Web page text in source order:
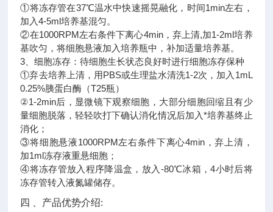
①将冻存管在37℃温水中快速摇晃融化，时间1min左右，
加入4-5ml培养基混匀。
②在1000RPM左右条件下离心4min，弃上清,加1-2ml培养
基吹匀，将细胞悬液加入培养瓶中，补加适量培养基。
3、细胞冻存：待细胞生长状态良好时进行细胞冻存保种
①弃去培养上清，用PBS或生理盐水清洗1-2次，加入1mL
0.25%胰蛋白酶（T25瓶）
②1-2min后，显微镜下观察细胞，大部分细胞回缩且有少
量细胞脱落，轻轻吹打下确认消化情况后加入*培养基终止
消化；
③将细胞悬液1000RPM左右条件下离心4min，弃上清，
加1ml冻存液重悬细胞；
④将冻存管放入程序降温盒，放入-80℃冰箱，4小时后将
冻存管转入液氮罐储存。
四 、产品优势介绍: